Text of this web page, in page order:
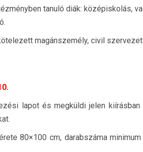
tanuló diák: középiskolás,
magánszemély, civil szervezet
lapot és megküldi jelen
80×100 cm, darabszáma